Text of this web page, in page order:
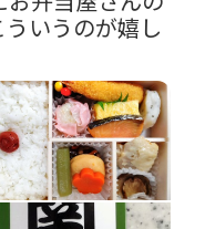
いうのが嬉し